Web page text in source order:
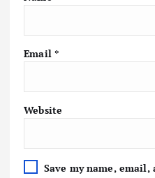
Email *
Website
Save my name,